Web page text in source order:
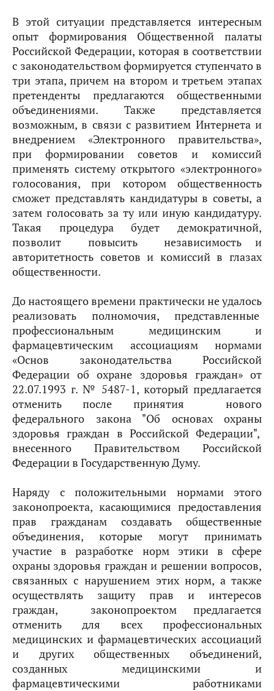
В этой ситуации представляется интересным
опыт формирования Общественной палаты
Российской Федерации, которая в соответствии
с законодательством формируется ступенчато в
три этапа, причем на втором и третьем этапах
претенденты предлагаются общественными
объединениями. Также представляется
возможным, в связи с развитием Интернета и
внедрением «Электронного правительства»,
при формировании советов и комиссий
применять систему открытого «электронного»
голосования, при котором общественность
сможет представлять кандидатуры в советы, а
затем голосовать за ту или иную кандидатуру.
Такая процедура будет демократичной,
позволит повысить независимость и
авторитетность советов и комиссий в глазах
общественности.
До настоящего времени практически не удалось
реализовать полномочия, представленные
профессиональным медицинским и
фармацевтическим ассоциациям нормами
«Основ законодательства Российской
Федерации об охране здоровья граждан» от
22.07.1993 г. № 5487-1, который предлагается
отменить после принятия нового
федерального закона "Об основах охраны
здоровья граждан в Российской Федерации",
внесенного Правительством Российской
Федерации в Государственную Думу.
Наряду с положительными нормами этого
законопроекта, касающимися предоставления
прав гражданам создавать общественные
объединения, которые могут принимать
участие в разработке норм этики в сфере
охраны здоровья граждан и решении вопросов,
связанных с нарушением этих норм, а также
осуществлять защиту прав и интересов
граждан, законопроектом предлагается
отменить для всех профессиональных
медицинских и фармацевтических ассоциаций
и других общественных объединений,
созданных медицинскими и
фармацевтическими работниками